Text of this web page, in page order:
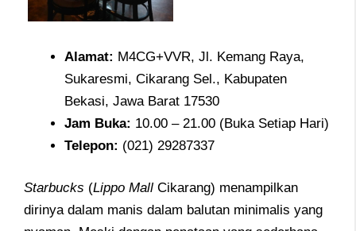
Alamat: M4CG+VVR, Jl. Kemang Raya,
Sukaresmi, Cikarang Sel., Kabupaten
Bekasi, Jawa Barat 17530
Jam Buka: 10.00 – 21.00 (Buka Setiap Hari)
Telepon: (021) 29287337
Starbucks (Lippo Mall Cikarang) menampilkan
dirinya dalam manis dalam balutan minimalis yang